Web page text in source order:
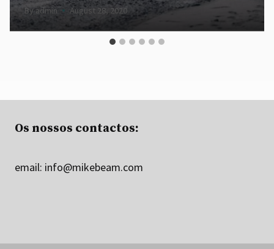
Byadmin August 28, 2020
Os nossos contactos:
email: info@mikebeam.com